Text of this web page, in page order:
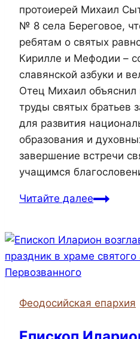
протоиерей Михаил
№ 8 села Береговое,
ребятам о святых
Кирилле и Мефодии –
славянской азбуки и
Отец Михаил объяснил
труды святых братьев
для развития
образования и
завершение встречи
учащимся
Читайте далее
села
Феодосийская епархия